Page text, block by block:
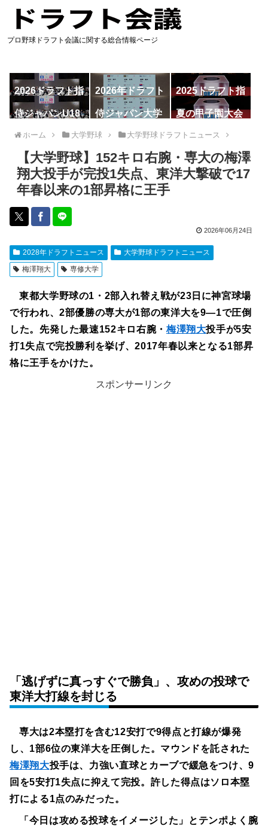
プロ野球ドラフト会議に関する総合情報ページ
2026ドラフト指
名予想
2026年ドラフト
候補
2025ドラフト指
名一覧
侍ジャパンU18
代表
侍ジャパン大学
代表
夏の甲子園大会
ホーム 大学野球 大学野球ドラフトニュース
【大学野球】152キロ右腕・専大の梅澤
翔大投手が完投1失点、東洋大撃破で17
年春以来の1部昇格に王手
2026年06月24日
2028年ドラフトニュース
大学野球ドラフトニュース
梅澤翔大
専修大学
東都大学野球の1・2部入れ替え戦が23日に神宮球場
で行われ、2部優勝の専大が1部の東洋大を9―1で圧倒
した。先発した最速152キロ右腕・ 梅澤翔大投手が5安
打1失点で完投勝利を挙げ、2017年春以来となる1部昇
格に王手をかけた。
スポンサーリンク
「逃げずに真っすぐで勝負」、攻めの投球で
東洋大打線を封じる
専大は2本塁打を含む12安打で9得点と打線が爆発
し、1部6位の東洋大を圧倒した。マウンドを託された
梅澤翔大投手は、力強い直球とカーブで緩急をつけ、9
回を5安打1失点に抑えて完投。許した得点はソロ本塁
打による1点のみだった。
「今日は攻める投球をイメージした」とテンポよく腕